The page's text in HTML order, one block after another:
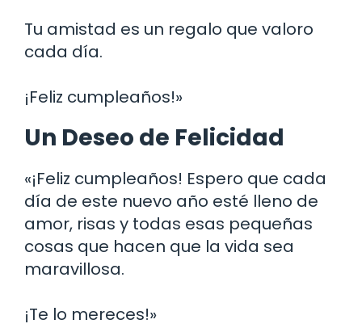
Tu amistad es un regalo que valoro
cada día.
¡Feliz cumpleaños!»
Un Deseo de Felicidad
«¡Feliz cumpleaños! Espero que cada
día de este nuevo año esté lleno de
amor, risas y todas esas pequeñas
cosas que hacen que la vida sea
maravillosa.
¡Te lo mereces!»